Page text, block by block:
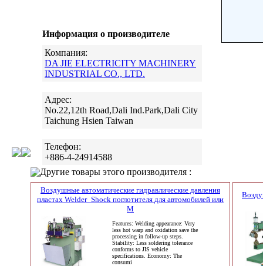
Информация о производителе
Компания:
DA JIE ELECTRICITY MACHINERY
INDUSTRIAL CO., LTD.
Адрес:
No.22,12th Road,Dali Ind.Park,Dali City
Taichung Hsien Taiwan
Телефон:
+886-4-24914588
Другие товары этого производителя :
Воздушные автоматические гидравлические давления
пластах Welder_Shock поглотителя для автомобилей или
M
Features: Welding appearance: Very
less hot warp and oxidation save the
processing in follow-up steps.
Stability: Less soldering tolerance
conforms to JIS vehicle
specifications. Economy: The
consumi